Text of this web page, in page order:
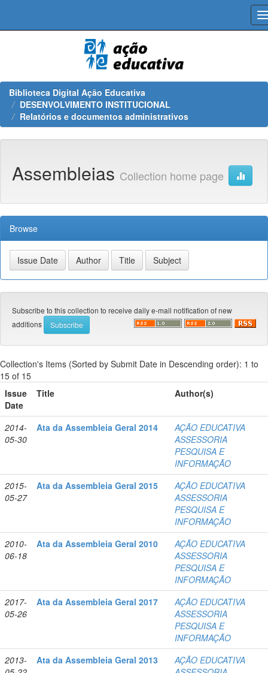
Biblioteca Digital Ação Educativa
DESENVOLVIMENTO INSTITUCIONAL
Relatórios e documentos administrativos
Assembleias Collection home page
Browse
Subscribe to this collection to receive daily e-mail notification of new
additions
Collection's Items (Sorted by Submit Date in Descending order): 1 to
15 of 15
Issue
Date
Title Author(s)
2014-
05-30
Ata da Assembleia Geral 2014
AÇÃO EDUCATIVA
ASSESSORIA
PESQUISA E
INFORMAÇÃO
2015-
05-27
Ata da Assembleia Geral 2015
AÇÃO EDUCATIVA
ASSESSORIA
PESQUISA E
INFORMAÇÃO
2010-
06-18
Ata da Assembleia Geral 2010
AÇÃO EDUCATIVA
ASSESSORIA
PESQUISA E
INFORMAÇÃO
2017-
05-26
Ata da Assembleia Geral 2017
AÇÃO EDUCATIVA
ASSESSORIA
PESQUISA E
INFORMAÇÃO
2013-
Ata da Assembleia Geral 2013
AÇÃO EDUCATIVA